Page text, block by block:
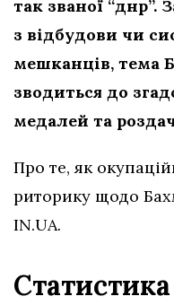
так званої “днр”.
з відбудови чи
мешканців, тема
зводиться до
медалей та
Про те, як
риторику щодо
IN.UA.